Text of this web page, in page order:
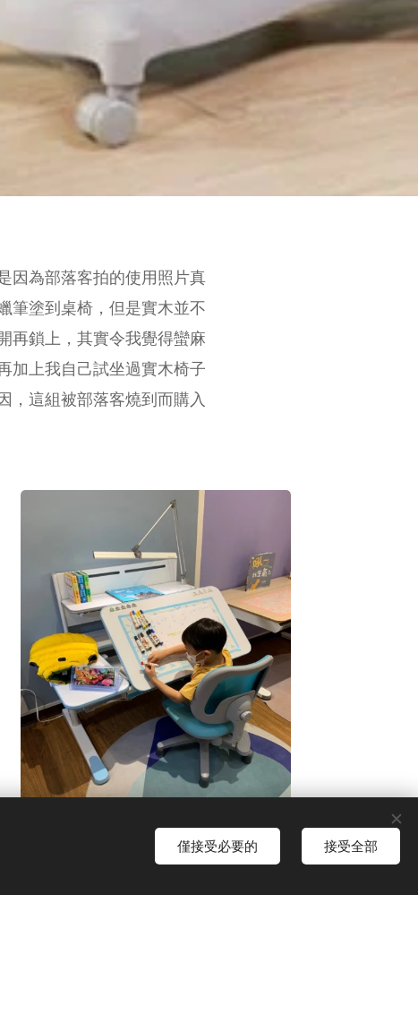
為部落客拍的使用照片真
筆塗到桌椅，但是實木並不
再鎖上，其實令我覺得蠻麻
加上我自己試坐過實木椅子
，這組被部落客燒到而購入
僅接受必要的 接受全部